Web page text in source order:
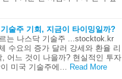
술주 기회, 지금이 타이밍일까?
는 나스닥 기술주 ...stocktok.kr
수요의 증가 달러 강세와 환율 리
어느 것이 나을까? 현실적인 투자
미국 기술주에…
Read More